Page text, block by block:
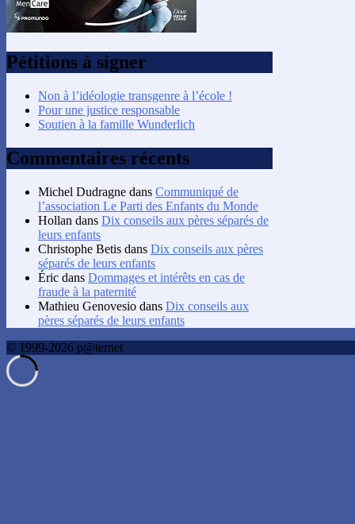
Pétitions à signer
Non à l’idéologie transgenre à l’école !
Pour une justice responsable
Soutien à la famille Wunderlich
Commentaires récents
Michel Dudragne dans Communiqué de
l’association Le Parti des Enfants du Monde
Hollan dans Dix conseils aux pères séparés de
leurs enfants
Christophe Betis dans Dix conseils aux pères
séparés de leurs enfants
Éric dans Dommages et intérêts en cas de
fraude à la paternité
Mathieu Genovesio dans Dix conseils aux
pères séparés de leurs enfants
© 1999-2026 p@ternet